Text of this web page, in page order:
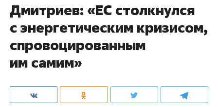
Дмитриев: «ЕС столкнулся
с энергетическим кризисом,
спровоцированным
им самим»